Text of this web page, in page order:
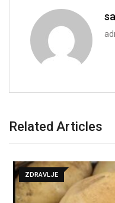
Related Articles
ZDRAVLJE